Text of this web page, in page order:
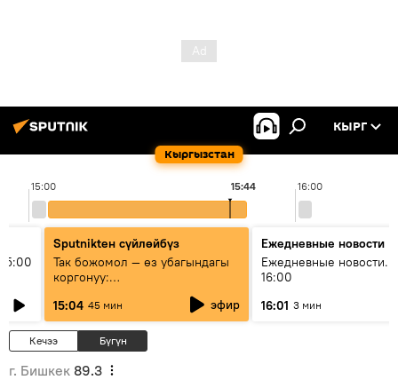
Кыргызстан
КЫРГ
15:00 16:00
15:44
Sputnikteн сүйлөйбүз
Так божомол — өз убагындагы
коргонуу:
гидрометеорологиялык кызмат
кантип өркүндөтүлүүдө
15:04 45 мин эфир
Ежедневные новости
Ежедневные новости.
16:00
16:01 3 мин
Кечээ Бүгүн
г. Бишкек 89.3